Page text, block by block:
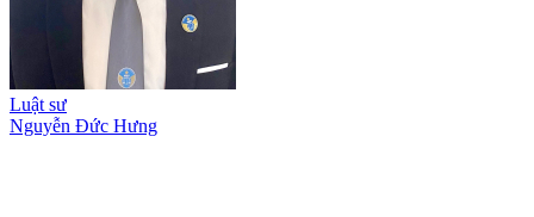
Luật sư
Nguyễn Đức Hưng